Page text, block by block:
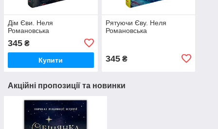
Дім Єви. Неля
Романовська
345 ₴
Купити
Рятуючи Єву. Неля
Романовська
345₴
Акційні пропозиції та новинки